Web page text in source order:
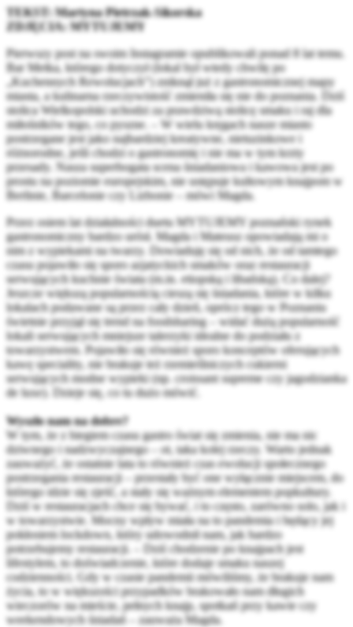
TEKST: Martyna Pietrzak-Sikorska
ZDJĘCIA: MYTUJEMY
Pierwszy post na swoim Instagramie opublikowali ponad 8 lat temu.
Bar Metka, którego dotyczył (lokal był wtedy chwilę po
„Kuchennych Rewolucjach”) zniknął już z gastronomicznej mapy
miasta, a kulinarna rzeczywistość zmieniła się nie do poznania. Dziś
stolica Wielkopolski uchodzi za prawdziwą stolicę smaku i raj dla
miłośników tego, co pyszne. – W wielu kręgach nasze miasto
postrzegane jest jako najbardziej kreatywne, nietuzinkowe i
różnorodne, jeśli chodzi o gastronomię i nie ma w tym krzty
przesady. Nasza superbogata scena śniadaniowa i kawowa jest po
prostu na poziomie europejskim, nie ustępuje kultowym knajpom w
Berlinie, Barcelonie czy Lizbonie – mówi Magda.
Przez osiem lat działalności duetu MYTUJEMY poznański rynek
gastronomiczny bardzo urósł. Magda i Mateusz opowiadają mi o
nim z wypiekami na twarzy. Dowiaduję się od nich, że od tamtego
czasu pojawiło się sporo azjatyckich smaków oraz restauracji
serwujących kuchnie świata (m.in. etiopską i libańską). Co dalej?
Jeszcze większą popularnością cieszą się śniadania, które w kilku
lokalach podawane są przez cały dzień, oprócz tego w Poznaniu
świetnie przyjął się trend na foodsharing – widać dużą popularność
lokali serwujących mniejsze talerzyki idealne do podziału z
towarzystwem. Pojawiło się również sporo konceptów oferujących
kawę speciality, nie brakuje też rzemieślniczych cukierni
serwujących modne wypieki (np. croissant supreme czy jagodzianka
de luxe). Dzieje się, co tu dużo mówić.
Wyszło nam na dobre?
W tym, że z biegiem czasu gastro świat się zmienia, nie ma nic
dziwnego i nadzwyczajnego – ot, taka kolej rzeczy. Warto jednak
zauważyć, że ostatnie lata to również czas ewolucji społecznego
postrzegania restauracji – przestały być one wyłącznie miejscem, do
którego idzie się zjeść, a stały się ważnym elementem popkultury.
Dziś w restauracjach chce się bywać, i to często, zarówno solo, jak i
w towarzystwie. Mocny wpływ miała na to pandemia i będący jej
pokłosiem lockdown, który udowodnił nam, jak bardzo
potrzebujemy restauracji. – Dziś chodzenie po knajpach jest
lifestylem, to doświadczenie, które dodaje smaku naszej
codzienności. Gdy w czasie pandemii mówiliśmy, że brakuje nam
życia, to w większości przypadków brakowało nam długich
wieczorów na mieście, pełnych knajp, spotkań przy kawie czy
weekendowych śniadań – zauważa Magda.